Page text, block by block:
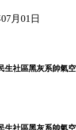
月01日
生社區黑灰系帥氣
生社區黑灰系帥氣